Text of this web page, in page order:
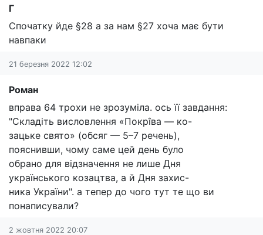
Г
Спочатку йде §28 а за нам §27 хоча має бути
навпаки
21 березня 2022 12:02
Роман
вправа 64 трохи не зрозуміла. ось її завдання:
"Складіть висловлення «Покрîва — ко-
зацьке свято» (обсяг — 5–7 речень),
пояснивши, чому саме цей день було
обрано для відзначення не лише Дня
українського козацтва, а й Дня захис-
ника України". а тепер до чого тут те що ви
понаписували?
2 жовтня 2022 20:07